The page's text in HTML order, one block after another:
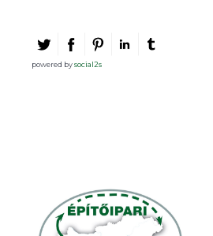
powered bysocial2s